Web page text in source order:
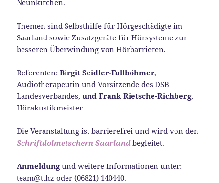
Neunkirchen.
Themen sind Selbsthilfe für Hörgeschädigte im
Saarland sowie Zusatzgeräte für Hörsysteme zur
besseren Überwindung von Hörbarrieren.
Referenten:Birgit Seidler-Fallböhmer,
Audiotherapeutin und Vorsitzende des DSB
Landesverbandes,und Frank Rietsche-Richberg,
Hörakustikmeister
Die Veranstaltung ist barrierefrei und wird von den
Schriftdolmetschern Saarland begleitet.
Anmeldungund weitere Informationen unter:
team@tthz oder (06821) 140440.